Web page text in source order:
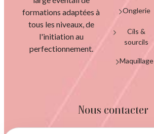
formations adaptées à
tous les niveaux, de
l'initiation au
perfectionnement.
Onglerie
Cils &
sourcils
Maquillage
Nous contacter